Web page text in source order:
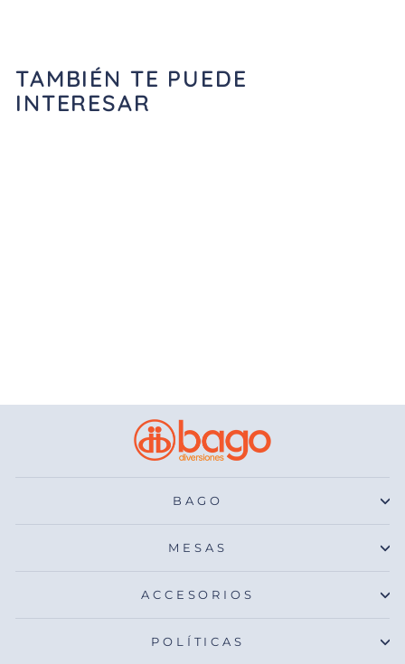
TAMBIÉN TE PUEDE
INTERESAR
BAGO
MESAS
ACCESORIOS
POLÍTICAS